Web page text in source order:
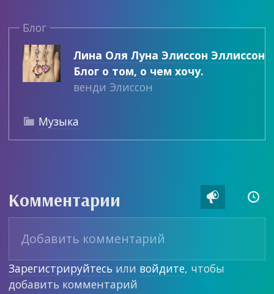
Блог
Лина Оля Луна Элиссон Эллиссон
Блог о том, о чем хочу.
венди Элиссон
 Музыка
Комментарии  
Зарегистрируйтесь или войдите, чтобы
добавить комментарий